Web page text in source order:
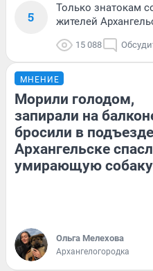
5
Только знатокам
жителей
15 088
МНЕНИЕ
Морили голодом,
запирали на
бросили в
Архангельске
умирающую собаку
Ольга Мелехова
Архангелогородка